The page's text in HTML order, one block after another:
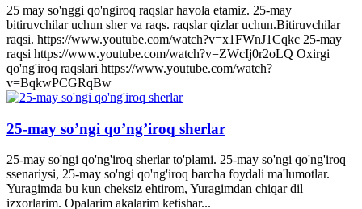
25 may so'nggi qo'ngiroq raqslar havola etamiz. 25-may
bitiruvchilar uchun sher va raqs. raqslar qizlar uchun.Bitiruvchilar
raqsi. https://www.youtube.com/watch?v=x1FWnJ1Cqkc 25-may
raqsi https://www.youtube.com/watch?v=ZWcIj0r2oLQ Oxirgi
qo'ng'iroq raqslari https://www.youtube.com/watch?
v=BqkwPCGRqBw
25-may so’ngi qo’ng’iroq sherlar
25-may so'ngi qo'ng'iroq sherlar to'plami. 25-may so'ngi qo'ng'iroq
ssenariysi, 25-may so'ngi qo'ng'iroq barcha foydali ma'lumotlar.
Yuragimda bu kun cheksiz ehtirom, Yuragimdan chiqar dil
izxorlarim. Opalarim akalarim ketishar...